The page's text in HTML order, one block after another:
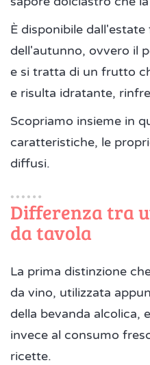
È disponibile
dell'autunno, ovvero il
e si tratta di un frutto
e risulta idratante,
Scopriamo insieme in
caratteristiche, le
diffusi.
Differenza tra
da tavola
La prima distinzione
da vino, utilizzata
della bevanda alcolica,
invece al consumo
ricette.